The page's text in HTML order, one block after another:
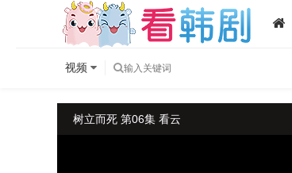
视频
树立而死 第06集 看云